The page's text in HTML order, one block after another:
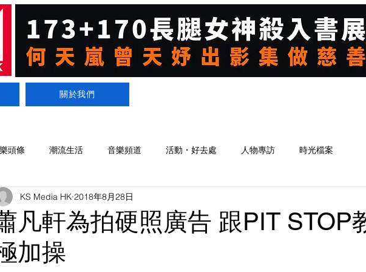
關於我們
頭條 潮流生活 音樂頻道 活動・好去處 人物專訪 時光檔案
凡軒為拍硬照廣告 跟PIT STOP
加操
KS Media HK 2018年8月28日